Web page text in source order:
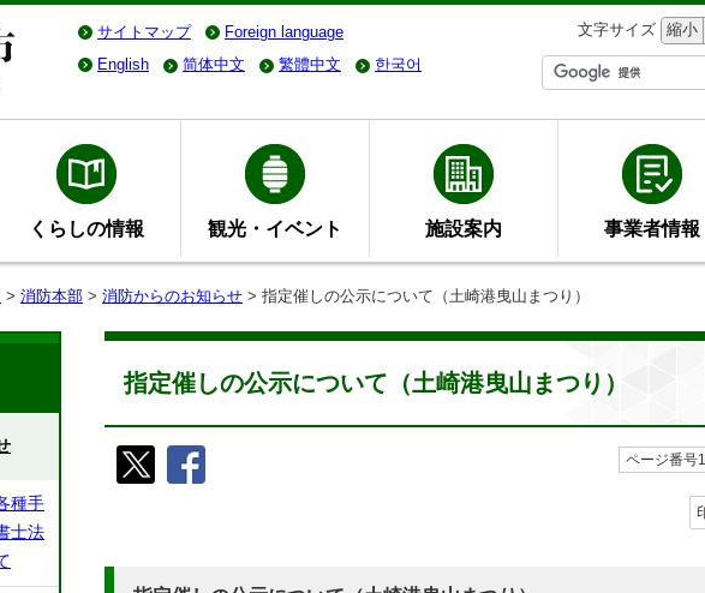
サイトマップ Foreign language 文字サイズ 縮小
English
简体中文 繁體中文 한국어
くらしの情報 観光・イベント 施設案内 事業者情報
> 消防本部 > 消防からのお知らせ > 指定催しの公示について（土崎港曳山まつり）
指定催しの公示について（土崎港曳山まつり）
ページ番号
種手
士法